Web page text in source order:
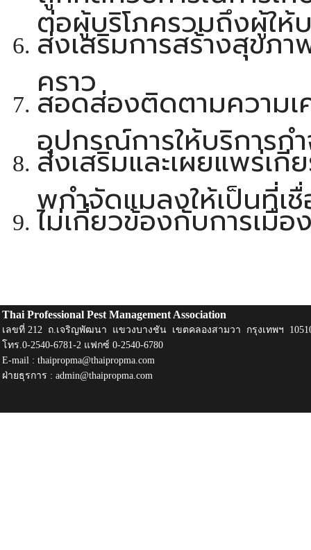
ต่อผู้บริโภครวมถึงผู้ให้
ส่งเสริมการสร้างสุขภ
คราว
สอดส่องติดตามความเ
อุปกรณ์การให้บริการ
ส่งเสริมและเผยแพร่เ
พกําจัดแมลงให้เป็นที่เ
ไม่เกี่ยวข้องกับการเ
Thai Professional Pest Management Association
เลขที่ 212 ถ.เจริญพัฒนา แขวงบางชัน เขตคลองสามวา กรุงเทพฯ
โทร.0-2540-6781-2 แฟกซ์ 0-2540-6780
E-mail : thaipropma@thaipropma.com
ฝ่ายธุรการ : admin@thaipropma.com